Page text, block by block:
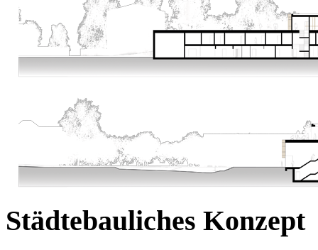
Städtebauliches Konzept